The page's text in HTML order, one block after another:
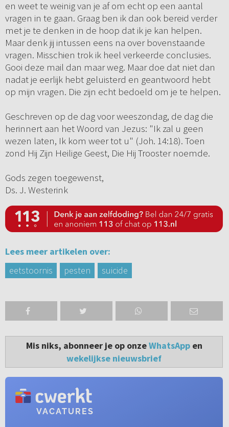
en weet te weinig van je af om echt op een aantal
vragen in te gaan. Graag ben ik dan ook bereid verder
met je te denken in de hoop dat ik je kan helpen.
Maar denk jij intussen eens na over bovenstaande
vragen. Misschien trok ik heel verkeerde conclusies.
Gooi deze mail dan maar weg. Maar doe dat niet dan
nadat je eerlijk hebt geluisterd en geantwoord hebt
op mijn vragen. Die zijn echt bedoeld om je te helpen.
Geschreven op de dag voor weeszondag, de dag die
herinnert aan het Woord van Jezus: "Ik zal u geen
wezen laten, Ik kom weer tot u" (Joh. 14:18). Toen
zond Hij Zijn Heilige Geest, Die Hij Trooster noemde.
Gods zegen toegewenst,
Ds. J. Westerink
Lees meer artikelen over:
eetstoornis
pesten suicide
Mis niks, abonneer je op onzeWhatsAppen
wekelijkse nieuwsbrief